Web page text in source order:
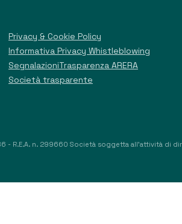
Privacy & Cookie Policy
Informativa Privacy Whistleblowing
SegnalazioniTrasparenza ARERA
Società trasparente
- R.E.A. n. 299660 Società soggetta all’attività di